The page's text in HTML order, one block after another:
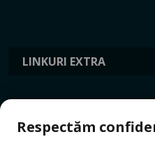
LINKURI EXTRA
Respectăm